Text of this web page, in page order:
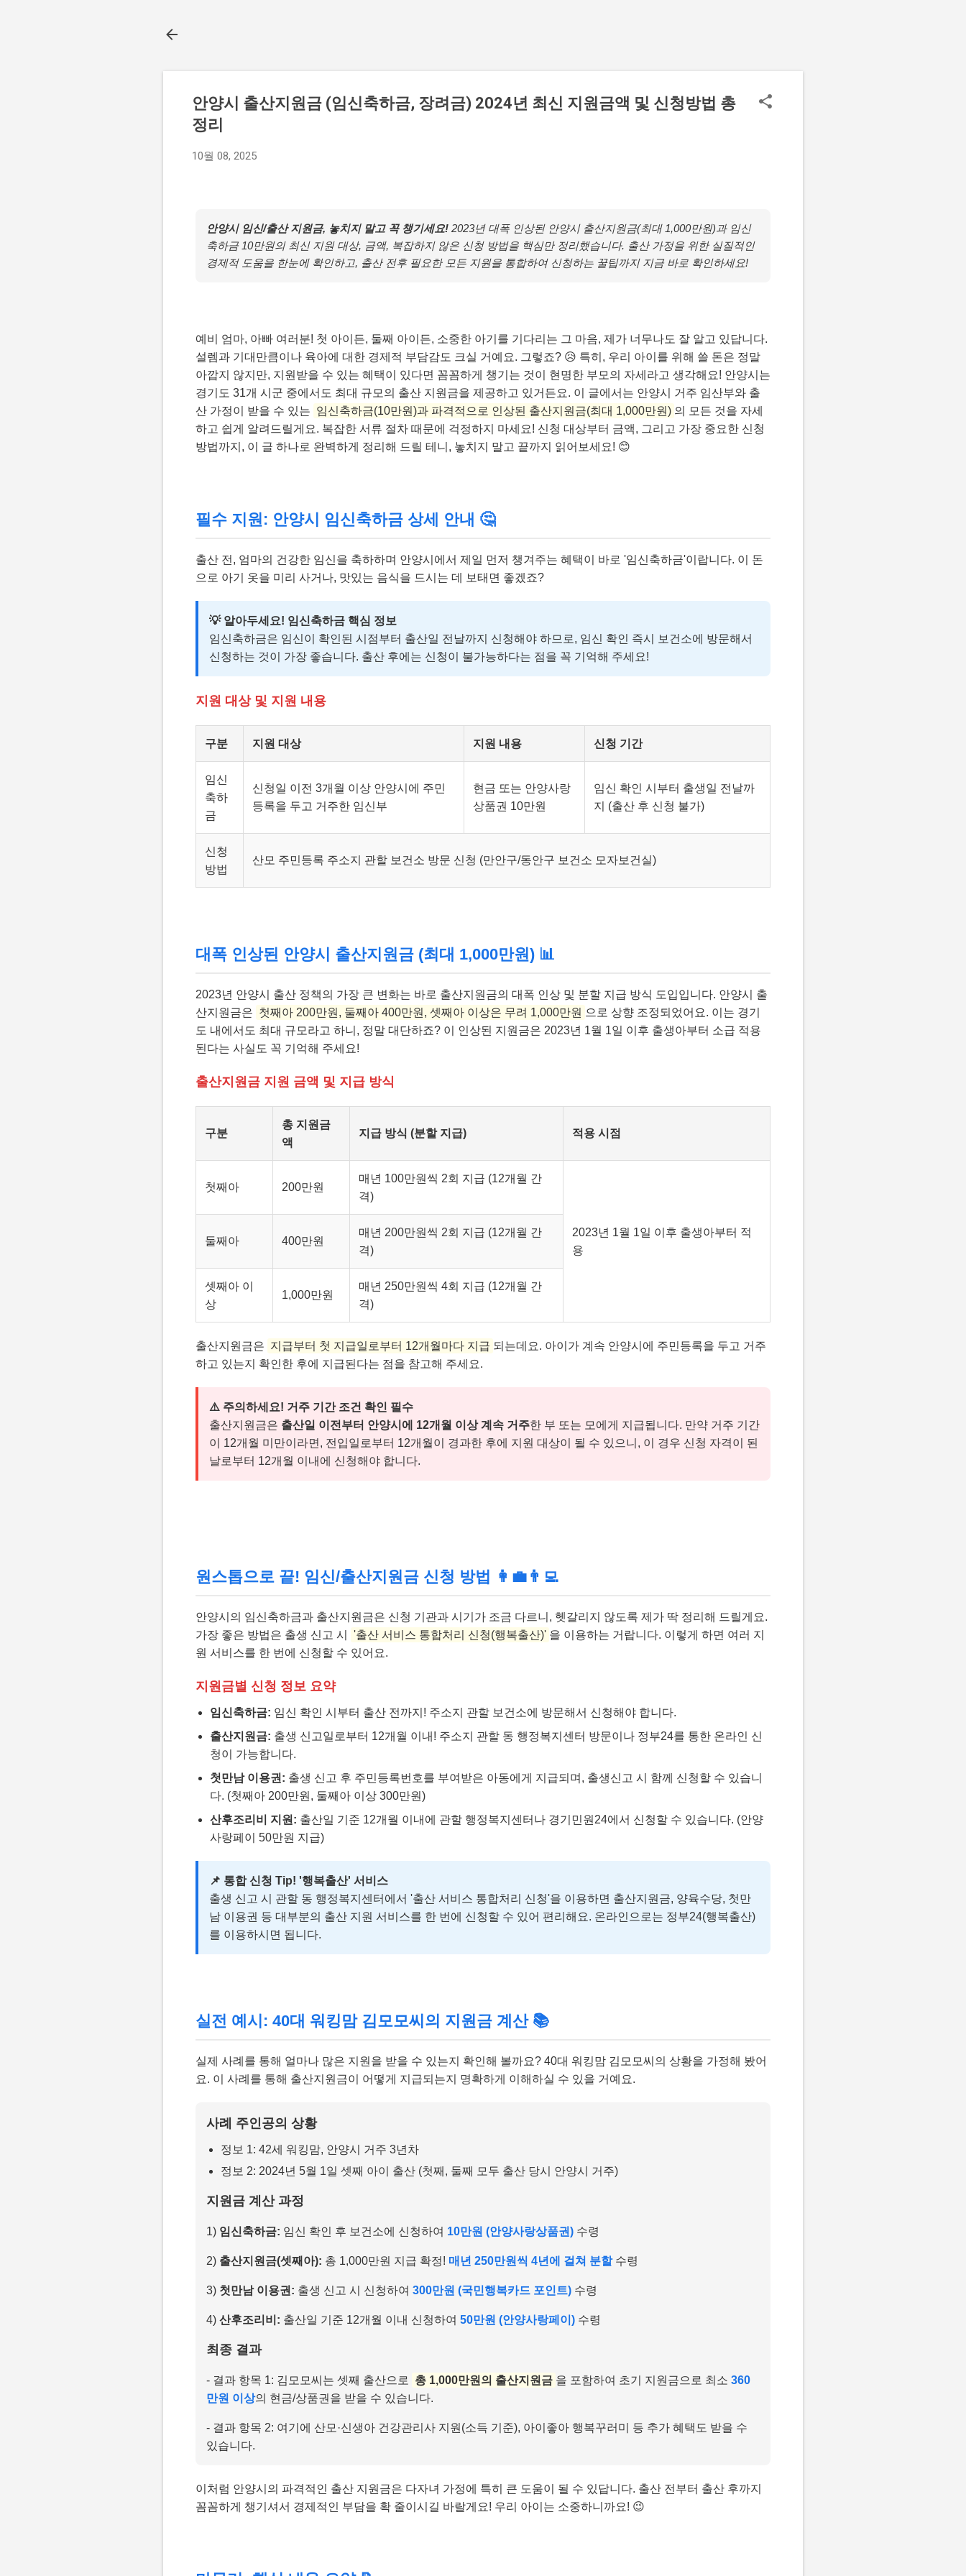
안양시 출산지원금 (임신축하금, 장려금) 2024년 최신 지원금액 및 신청방법 총
정리
10월 08, 2025
안양시 임신/출산 지원금, 놓치지 말고 꼭 챙기세요! 2023년 대폭 인상된 안양시 출산지원금(최대 1,000만원)과 임신
축하금 10만원의 최신 지원 대상, 금액, 복잡하지 않은 신청 방법을 핵심만 정리했습니다. 출산 가정을 위한 실질적인
경제적 도움을 한눈에 확인하고, 출산 전후 필요한 모든 지원을 통합하여 신청하는 꿀팁까지 지금 바로 확인하세요!
예비 엄마, 아빠 여러분! 첫 아이든, 둘째 아이든, 소중한 아기를 기다리는 그 마음, 제가 너무나도 잘 알고 있답니다.
설렘과 기대만큼이나 육아에 대한 경제적 부담감도 크실 거예요. 그렇죠? 😥 특히, 우리 아이를 위해 쓸 돈은 정말
아깝지 않지만, 지원받을 수 있는 혜택이 있다면 꼼꼼하게 챙기는 것이 현명한 부모의 자세라고 생각해요! 안양시는
경기도 31개 시군 중에서도 최대 규모의 출산 지원금을 제공하고 있거든요. 이 글에서는 안양시 거주 임산부와 출
산 가정이 받을 수 있는 임신축하금(10만원)과 파격적으로 인상된 출산지원금(최대 1,000만원) 의 모든 것을 자세
하고 쉽게 알려드릴게요. 복잡한 서류 절차 때문에 걱정하지 마세요! 신청 대상부터 금액, 그리고 가장 중요한 신청
방법까지, 이 글 하나로 완벽하게 정리해 드릴 테니, 놓치지 말고 끝까지 읽어보세요! 😊
필수 지원: 안양시 임신축하금 상세 안내 🤔
출산 전, 엄마의 건강한 임신을 축하하며 안양시에서 제일 먼저 챙겨주는 혜택이 바로 '임신축하금'이랍니다. 이 돈
으로 아기 옷을 미리 사거나, 맛있는 음식을 드시는 데 보태면 좋겠죠?
💡 알아두세요! 임신축하금 핵심 정보
임신축하금은 임신이 확인된 시점부터 출산일 전날까지 신청해야 하므로, 임신 확인 즉시 보건소에 방문해서
신청하는 것이 가장 좋습니다. 출산 후에는 신청이 불가능하다는 점을 꼭 기억해 주세요!
지원 대상 및 지원 내용
구분 지원 대상 지원 내용 신청 기간
임신
축하
금
신청일 이전 3개월 이상 안양시에 주민
등록을 두고 거주한 임신부
현금 또는 안양사랑
상품권 10만원
임신 확인 시부터 출생일 전날까
지 (출산 후 신청 불가)
신청
방법
산모 주민등록 주소지 관할 보건소 방문 신청 (만안구/동안구 보건소 모자보건실)
대폭 인상된 안양시 출산지원금 (최대 1,000만원) 📊
2023년 안양시 출산 정책의 가장 큰 변화는 바로 출산지원금의 대폭 인상 및 분할 지급 방식 도입입니다. 안양시 출
산지원금은 첫째아 200만원, 둘째아 400만원, 셋째아 이상은 무려 1,000만원 으로 상향 조정되었어요. 이는 경기
도 내에서도 최대 규모라고 하니, 정말 대단하죠? 이 인상된 지원금은 2023년 1월 1일 이후 출생아부터 소급 적용
된다는 사실도 꼭 기억해 주세요!
출산지원금 지원 금액 및 지급 방식
구분
총 지원금
액
지급 방식 (분할 지급) 적용 시점
첫째아 200만원
매년 100만원씩 2회 지급 (12개월 간
격)
2023년 1월 1일 이후 출생아부터 적
용
둘째아 400만원
매년 200만원씩 2회 지급 (12개월 간
격)
셋째아 이
상
1,000만원
매년 250만원씩 4회 지급 (12개월 간
격)
출산지원금은 지급부터 첫 지급일로부터 12개월마다 지급 되는데요. 아이가 계속 안양시에 주민등록을 두고 거주
하고 있는지 확인한 후에 지급된다는 점을 참고해 주세요.
⚠️ 주의하세요! 거주 기간 조건 확인 필수
출산지원금은 출산일 이전부터 안양시에 12개월 이상 계속 거주한 부 또는 모에게 지급됩니다. 만약 거주 기간
이 12개월 미만이라면, 전입일로부터 12개월이 경과한 후에 지원 대상이 될 수 있으니, 이 경우 신청 자격이 된
날로부터 12개월 이내에 신청해야 합니다.
원스톱으로 끝! 임신/출산지원금 신청 방법 👩‍💼👨‍💻
안양시의 임신축하금과 출산지원금은 신청 기관과 시기가 조금 다르니, 헷갈리지 않도록 제가 딱 정리해 드릴게요.
가장 좋은 방법은 출생 신고 시
'출산 서비스 통합처리 신청(행복출산)' 을 이용하는 거랍니다. 이렇게 하면 여러 지
원 서비스를 한 번에 신청할 수 있어요.
지원금별 신청 정보 요약
임신축하금: 임신 확인 시부터 출산 전까지! 주소지 관할 보건소에 방문해서 신청해야 합니다.
출산지원금: 출생 신고일로부터 12개월 이내! 주소지 관할 동 행정복지센터 방문이나 정부24를 통한 온라인 신
청이 가능합니다.
첫만남 이용권: 출생 신고 후 주민등록번호를 부여받은 아동에게 지급되며, 출생신고 시 함께 신청할 수 있습니
다. (첫째아 200만원, 둘째아 이상 300만원)
산후조리비 지원: 출산일 기준 12개월 이내에 관할 행정복지센터나 경기민원24에서 신청할 수 있습니다. (안양
사랑페이 50만원 지급)
📌 통합 신청 Tip! '행복출산' 서비스
출생 신고 시 관할 동 행정복지센터에서 '출산 서비스 통합처리 신청'을 이용하면 출산지원금, 양육수당, 첫만
남 이용권 등 대부분의 출산 지원 서비스를 한 번에 신청할 수 있어 편리해요. 온라인으로는 정부24(행복출산)
를 이용하시면 됩니다.
실전 예시: 40대 워킹맘 김모모씨의 지원금 계산 📚
실제 사례를 통해 얼마나 많은 지원을 받을 수 있는지 확인해 볼까요? 40대 워킹맘 김모모씨의 상황을 가정해 봤어
요. 이 사례를 통해 출산지원금이 어떻게 지급되는지 명확하게 이해하실 수 있을 거예요.
사례 주인공의 상황
정보 1: 42세 워킹맘, 안양시 거주 3년차
정보 2: 2024년 5월 1일 셋째 아이 출산 (첫째, 둘째 모두 출산 당시 안양시 거주)
지원금 계산 과정
1) 임신축하금: 임신 확인 후 보건소에 신청하여 10만원 (안양사랑상품권) 수령
2) 출산지원금(셋째아): 총 1,000만원 지급 확정! 매년 250만원씩 4년에 걸쳐 분할수령
3) 첫만남 이용권: 출생 신고 시 신청하여 300만원 (국민행복카드 포인트) 수령
4) 산후조리비: 출산일 기준 12개월 이내 신청하여 50만원 (안양사랑페이) 수령
최종 결과
- 결과 항목 1: 김모모씨는 셋째 출산으로 총 1,000만원의 출산지원금 을 포함하여 초기 지원금으로 최소 360
만원 이상의 현금/상품권을 받을 수 있습니다.
- 결과 항목 2: 여기에 산모·신생아 건강관리사 지원(소득 기준), 아이좋아 행복꾸러미 등 추가 혜택도 받을 수
있습니다.
이처럼 안양시의 파격적인 출산 지원금은 다자녀 가정에 특히 큰 도움이 될 수 있답니다. 출산 전부터 출산 후까지
꼼꼼하게 챙기셔서 경제적인 부담을 확 줄이시길 바랄게요! 우리 아이는 소중하니까요! 😉